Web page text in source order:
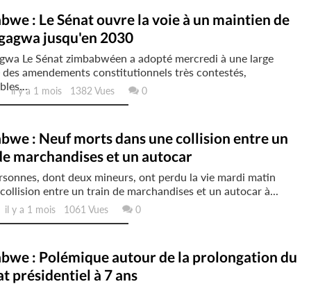
: Le Sénat ouvre la voie à un maintien de
jusqu'en 2030
Le Sénat zimbabwéen a adopté mercredi à une large
amendements constitutionnels très contestés,
il y a 1 mois 1382 Vues 0
: Neuf morts dans une collision entre un
marchandises et un autocar
dont deux mineurs, ont perdu la vie mardi matin
entre un train de marchandises et un autocar à...
il y a 1 mois 1061 Vues 0
: Polémique autour de la prolongation du
présidentiel à 7 ans